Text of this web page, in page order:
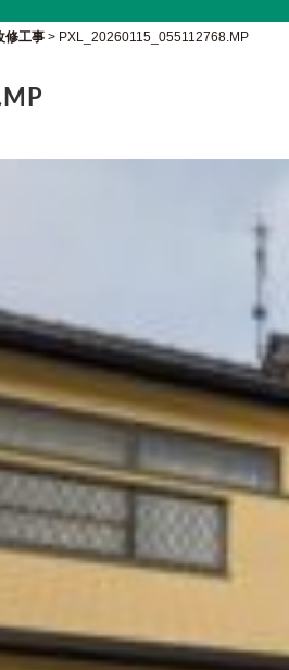
修工事> PXL_20260115_055112768.MP